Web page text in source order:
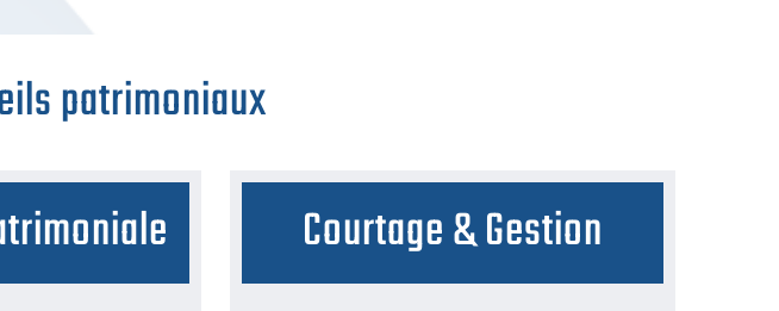
patrimoniaux
Courtage & Gestion